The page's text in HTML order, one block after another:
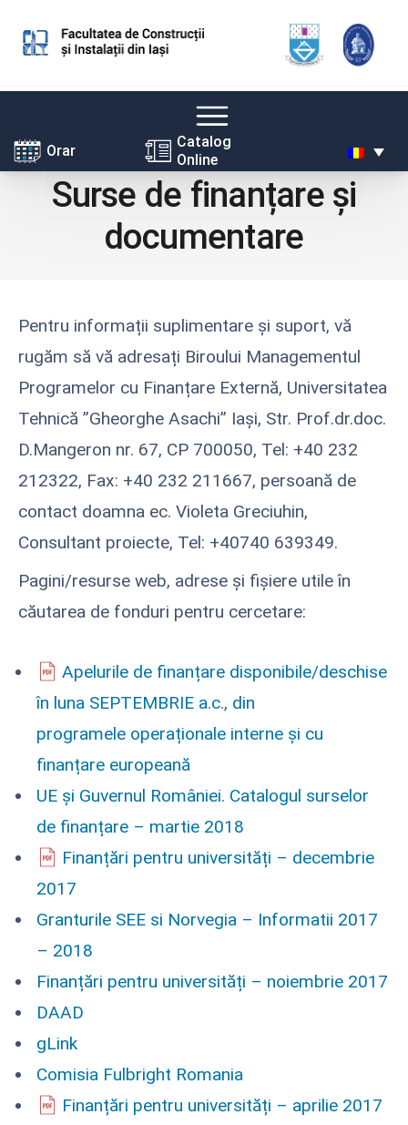
Skip
Orar
Catalog
Online
Surse de finanțare și
documentare
Pentru informații suplimentare și suport, vă
rugăm să vă adresați Biroului Managementul
Programelor cu Finanțare Externă, Universitatea
Tehnică ”Gheorghe Asachi” Iași, Str. Prof.dr.doc.
D.Mangeron nr. 67, CP 700050, Tel: +40 232
212322, Fax: +40 232 211667, persoană de
contact doamna ec. Violeta Greciuhin,
Consultant proiecte, Tel: +40740 639349.
Pagini/resurse web, adrese și fișiere utile în
căutarea de fonduri pentru cercetare:
Apelurile de finanțare disponibile/deschise
în luna SEPTEMBRIE a.c., din
programele operaționale interne și cu
finanțare europeană
UE și Guvernul României. Catalogul surselor
de finanțare – martie 2018
Finanțări pentru universități – decembrie
2017
Granturile SEE si Norvegia – Informatii 2017
– 2018
Finanțări pentru universități – noiembrie 2017
DAAD
gLink
Comisia Fulbright Romania
Finanțări pentru universități – aprilie 2017